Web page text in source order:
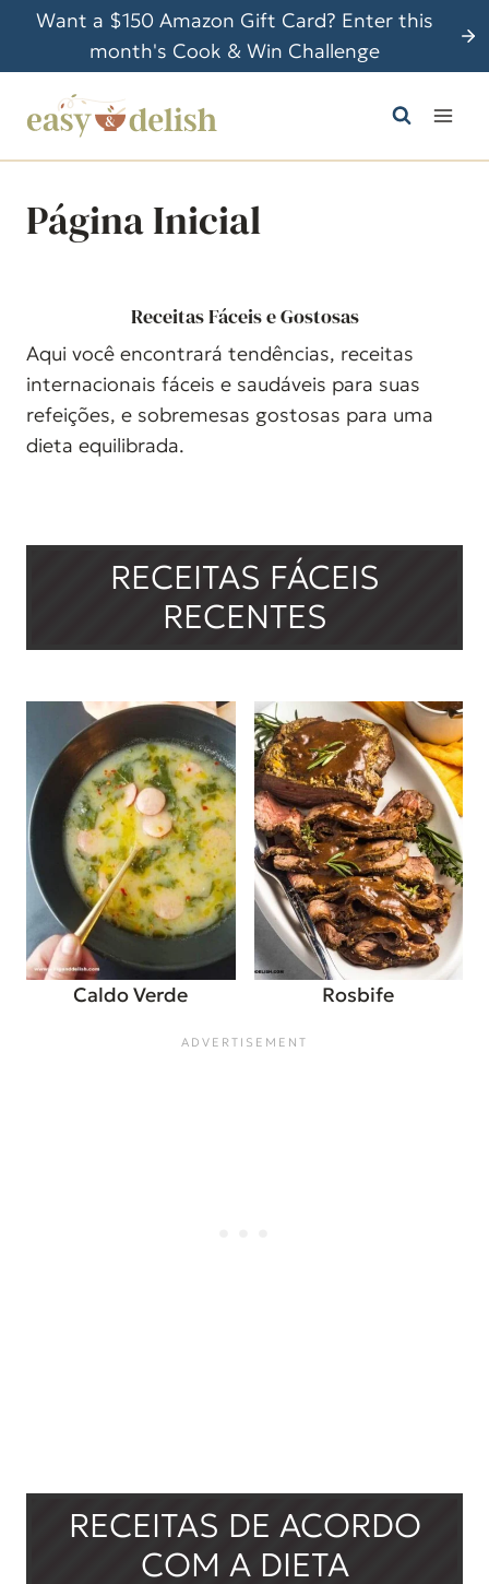
l
p
Want a $150 Amazon Gift Card? Enter this
month's Cook & Win Challenge
Página Inicial
Receitas Fáceis e Gostosas
Aqui você encontrará tendências, receitas
internacionais fáceis e saudáveis para suas
refeições, e sobremesas gostosas para uma
dieta equilibrada.
RECEITAS FÁCEIS
RECENTES
Caldo Verde Rosbife
RECEITAS DE ACORDO
COM A DIETA